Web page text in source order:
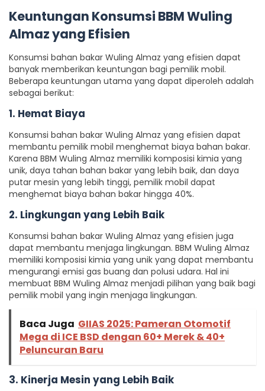
Keuntungan Konsumsi BBM Wuling
Almaz yang Efisien
Konsumsi bahan bakar Wuling Almaz yang efisien dapat
banyak memberikan keuntungan bagi pemilik mobil.
Beberapa keuntungan utama yang dapat diperoleh adalah
sebagai berikut:
1. Hemat Biaya
Konsumsi bahan bakar Wuling Almaz yang efisien dapat
membantu pemilik mobil menghemat biaya bahan bakar.
Karena BBM Wuling Almaz memiliki komposisi kimia yang
unik, daya tahan bahan bakar yang lebih baik, dan daya
putar mesin yang lebih tinggi, pemilik mobil dapat
menghemat biaya bahan bakar hingga 40%.
2. Lingkungan yang Lebih Baik
Konsumsi bahan bakar Wuling Almaz yang efisien juga
dapat membantu menjaga lingkungan. BBM Wuling Almaz
memiliki komposisi kimia yang unik yang dapat membantu
mengurangi emisi gas buang dan polusi udara. Hal ini
membuat BBM Wuling Almaz menjadi pilihan yang baik bagi
pemilik mobil yang ingin menjaga lingkungan.
Baca Juga GIIAS 2025: Pameran Otomotif
Mega di ICE BSD dengan 60+ Merek & 40+
Peluncuran Baru
3. Kinerja Mesin yang Lebih Baik